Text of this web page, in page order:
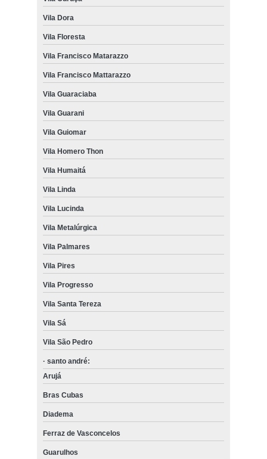
Vila Dora
Vila Floresta
Vila Francisco Matarazzo
Vila Francisco Mattarazzo
Vila Guaraciaba
Vila Guarani
Vila Guiomar
Vila Homero Thon
Vila Humaitá
Vila Linda
Vila Lucinda
Vila Metalúrgica
Vila Palmares
Vila Pires
Vila Progresso
Vila Santa Tereza
Vila Sá
Vila São Pedro
· santo andré:
Arujá
Bras Cubas
Diadema
Ferraz de Vasconcelos
Guarulhos